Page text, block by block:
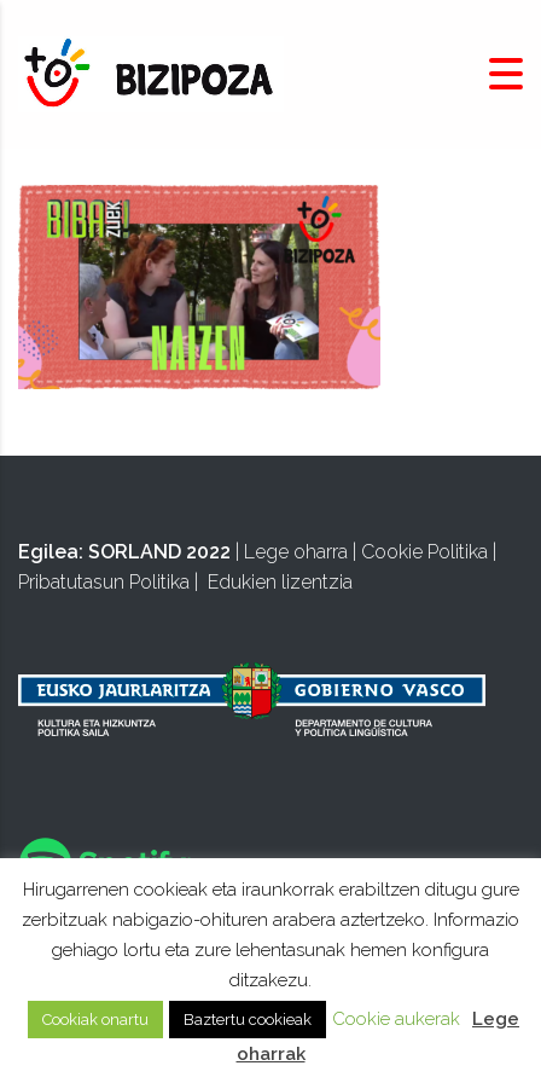
Egilea: SORLAND 2022 Lege oharra Cookie Politika
Pribatutasun Politika
Edukien lizentzia
Hirugarrenen cookieak eta iraunkorrak erabiltzen ditugu gure
zerbitzuak nabigazio-ohituren arabera aztertzeko. Informazio
gehiago lortu eta zure lehentasunak hemen konfigura
ditzakezu.
Cookiak onartu Baztertu cookieak Cookie aukerak
Lege
oharrak